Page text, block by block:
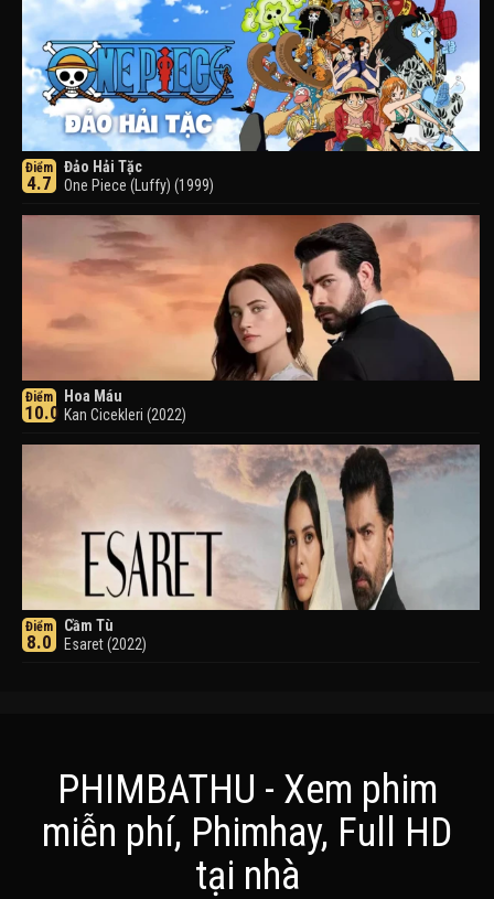
Điểm
4.7
Đảo Hải Tặc
One Piece (Luffy) (1999)
Điểm
10.0
Hoa Máu
Kan Cicekleri (2022)
Điểm
8.0
Cầm Tù
Esaret (2022)
Khuyển Dạ Xoa
PHIMBATHU - Xem phim
miễn phí, Phimhay, Full HD
tại nhà